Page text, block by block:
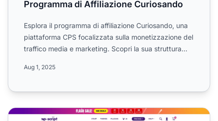
Programma di Affiliazione Curiosando
Esplora il programma di affiliazione Curiosando, una
piattaforma CPS focalizzata sulla monetizzazione del
traffico media e marketing. Scopri la sua struttura
Aug 1, 2025
Programma di affiliazione WP-Script